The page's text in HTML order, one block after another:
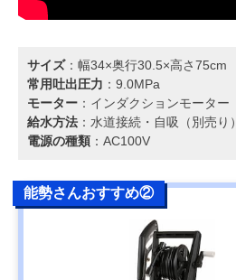
サイズ：幅34×奥行30.5×高さ75cm
常用吐出圧力 ：9.0MPa
モーター ：インダクションモーター
給水方法 ：水道接続・自吸（別売り）
電源の種類 ：AC100V
能勢さんおすすめ②